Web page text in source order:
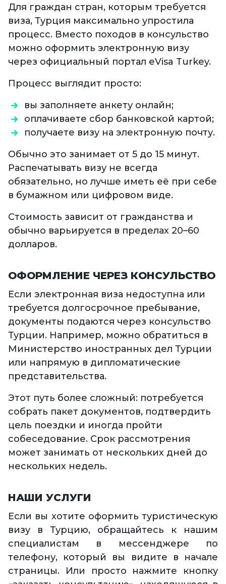
Для граждан стран, которым требуется
виза, Турция максимально упростила
процесс. Вместо походов в консульство
можно оформить электронную визу
через официальный портал eVisa Turkey.
Процесс выглядит просто:
вы заполняете анкету онлайн;
оплачиваете сбор банковской картой;
получаете визу на электронную почту.
Обычно это занимает от 5 до 15 минут.
Распечатывать визу не всегда
обязательно, но лучше иметь её при себе
в бумажном или цифровом виде.
Стоимость зависит от гражданства и
обычно варьируется в пределах 20–60
долларов.
ОФОРМЛЕНИЕ ЧЕРЕЗ КОНСУЛЬСТВО
Если электронная виза недоступна или
требуется долгосрочное пребывание,
документы подаются через консульство
Турции. Например, можно обратиться в
Министерство иностранных дел Турции
или напрямую в дипломатические
представительства.
Этот путь более сложный: потребуется
собрать пакет документов, подтвердить
цель поездки и иногда пройти
собеседование. Срок рассмотрения
может занимать от нескольких дней до
нескольких недель.
НАШИ УСЛУГИ
Если вы хотите оформить туристическую
визу в Турцию, обращайтесь к нашим
специалистам в мессенджере по
телефону, который вы видите в начале
страницы. Или просто нажмите кнопку